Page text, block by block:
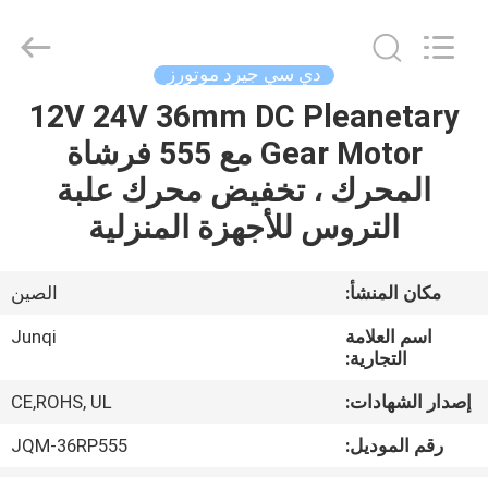
المنزل
المنتجات
في
المصنع
International
Reserved.
دي سي جيرد موتورز
12V 24V 36mm DC Pleanetary
Gear Motor مع 555 فرشاة
المحرك ، تخفيض محرك علبة
التروس للأجهزة المنزلية
مكان المنشأ:
الصين
اسم العلامة
التجارية:
Junqi
إصدار الشهادات:
CE,ROHS, UL
رقم الموديل:
JQM-36RP555